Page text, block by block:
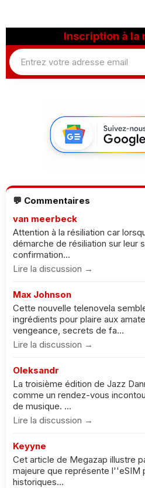
Inscription à la
💬 Commentaires
van meerbeck
Attention à la résiliation car
démarche de résiliation sur leur
confirmation...
Lire la discussion →
Max Johnson
Cette nouvelle telenovela
ingrédients pour plaire aux
vengeance, secrets de fa...
Lire la discussion →
Oleksandr
La troisième édition de Jazz
comme un rendez-vous
de musique. ...
Lire la discussion →
Keyyne
Cet article de Megazap illustre
majeure que représente l''eSIM
historiques...